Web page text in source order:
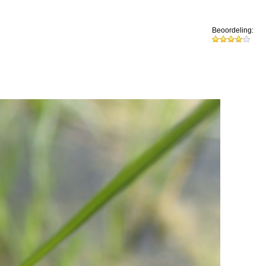
Beoordeling: